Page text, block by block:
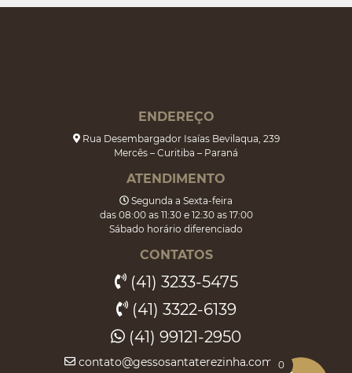
ENDEREÇO
Rua Desembargador Isaías Bevilaqua, 239
Mercês – Curitiba – Paraná
ATENDIMENTO
Segunda a Sexta-feira
das 08:00 as 11:30 e 12:30 as 17:00
Sábado horário diferenciado
CONTATOS
(41) 3233-5475
(41) 3322-6139
(41) 99121-2950
contato@gessosantaterezinha.com.br
0